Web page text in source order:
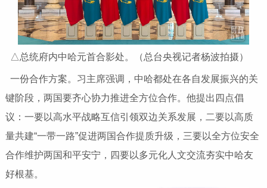
△总统府内中哈元首合影处。（总台央视记者杨波拍摄）
一份合作方案。习主席强调，中哈都处在各自发展振兴的关
键阶段，两国要齐心协力推进全方位合作。他提出四点倡
议：一要以高水平战略互信引领双边关系发展，二要以高质
量共建“一带一路”促进两国合作提质升级，三要以全方位安全
合作维护两国和平安宁，四要以多元化人文交流夯实中哈友
好根基。